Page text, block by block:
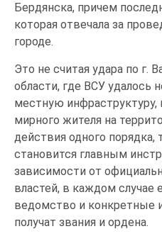
Бердянска, причем
которая отвечала за
городе.
Это не считая удара по г.
области, где ВСУ удалось
местную инфраструктуру,
мирного жителя на
действия одного порядка,
становится главным
зависимости от
властей, в каждом случае
ведомство и конкретные
получат звания и ордена.